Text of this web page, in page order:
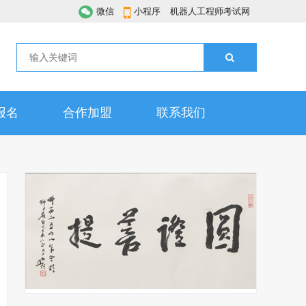
微信 小程序 机器人工程师考试网
名 合作加盟 联系我们